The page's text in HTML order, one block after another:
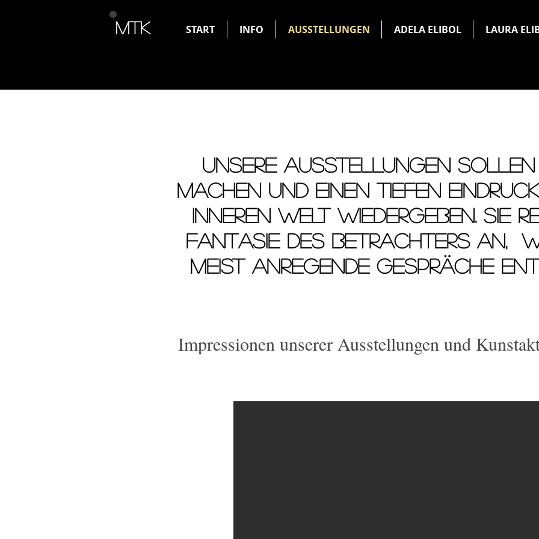
MTK START INFO AUSSTELLUNGEN ADELA ELIBOL LAURA
UNSERE AUSSTELLUNGEN
MACHEN UND EINEN TIEFEN
INNEREN WELT WIEDERGEBEN. sie
fantasie des betrachters an,
MEIST ANREGENDE GESPRÄCHE
Impressionen unserer Ausstellungen und